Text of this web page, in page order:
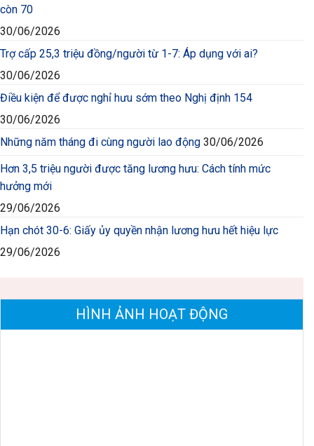
còn 70
30/06/2026
Trợ cấp 25,3 triệu đồng/người từ 1-7: Áp dụng với ai?
30/06/2026
Điều kiện để được nghỉ hưu sớm theo Nghị định 154
30/06/2026
Những năm tháng đi cùng người lao động 30/06/2026
Hơn 3,5 triệu người được tăng lương hưu: Cách tính mức
hưởng mới
29/06/2026
Hạn chót 30-6: Giấy ủy quyền nhận lương hưu hết hiệu lực
29/06/2026
HÌNH ẢNH HOẠT ĐỘNG